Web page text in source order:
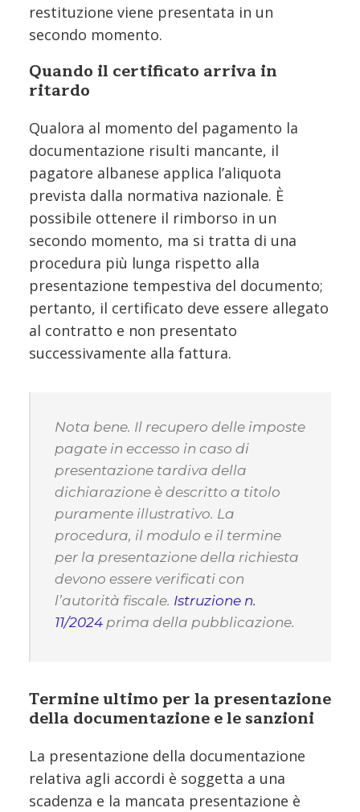
restituzione viene presentata in un
secondo momento.
Quando il certificato arriva in
ritardo
Qualora al momento del pagamento la
documentazione risulti mancante, il
pagatore albanese applica l’aliquota
prevista dalla normativa nazionale. È
possibile ottenere il rimborso in un
secondo momento, ma si tratta di una
procedura più lunga rispetto alla
presentazione tempestiva del documento;
pertanto, il certificato deve essere allegato
al contratto e non presentato
successivamente alla fattura.
Nota bene. Il recupero delle imposte
pagate in eccesso in caso di
presentazione tardiva della
dichiarazione è descritto a titolo
puramente illustrativo. La
procedura, il modulo e il termine
per la presentazione della richiesta
devono essere verificati con
l’autorità fiscale. Istruzione n.
11/2024 prima della pubblicazione.
Termine ultimo per la presentazione
della documentazione e le sanzioni
La presentazione della documentazione
relativa agli accordi è soggetta a una
scadenza e la mancata presentazione è